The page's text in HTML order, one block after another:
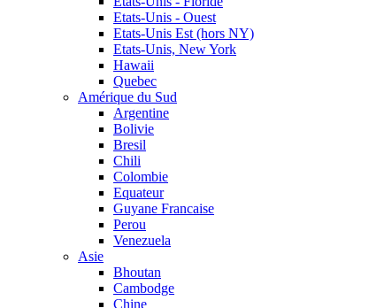
Etats-Unis - Ouest
Etats-Unis Est (hors NY)
Etats-Unis, New York
Hawaii
Quebec
Amérique du Sud
Argentine
Bolivie
Bresil
Chili
Colombie
Equateur
Guyane Francaise
Perou
Venezuela
Asie
Bhoutan
Cambodge
Chine